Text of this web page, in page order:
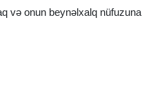
və onun beynəlxalq nüfuzuna